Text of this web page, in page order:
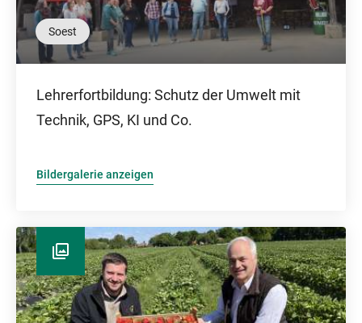
Soest
Lehrerfortbildung: Schutz der Umwelt mit
Technik, GPS, KI und Co.
Bildergalerie anzeigen